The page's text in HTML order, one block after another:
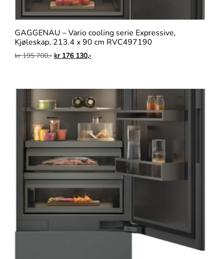
GAGGENAU – Vario cooling serie Expressive,
Kjøleskap, 213.4 x 90 cm RVC497190
kr195 700,- kr176 130,-